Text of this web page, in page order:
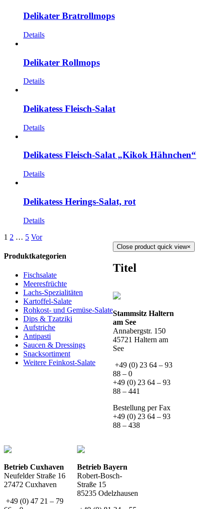
Delikater Bratrollmops
Details
Delikater Rollmops
Details
Delikatess Fleisch-Salat
Details
Delikatess Fleisch-Salat „Kikok Hähnchen“
Details
Delikatess Herings-Salat, rot
Details
1 2 … 5 Vor
Produktkategorien
Fischsalate
Meeresfrüchte
Lachs-Spezialitäten
Kartoffel-Salate
Rohkost- und Gemüse-Salate
Dips & Tzatziki
Aufstriche
Antipasti
Saucen & Dressings
Snacksortiment
Weitere Feinkost-Salate
Close product quick view×
Titel
Stammsitz Haltern
am See
Annabergstr. 150
45721 Haltern am
See
+49 (0) 23 64 – 93
88 – 0
+49 (0) 23 64 – 93
88 – 441
Bestellung per Fax
+49 (0) 23 64 – 93
88 – 438
Betrieb Cuxhaven
Neufelder Straße 16
27472 Cuxhaven
+49 (0) 47 21 – 79
Betrieb Bayern
Robert-Bosch-
Straße 15
85235 Odelzhausen